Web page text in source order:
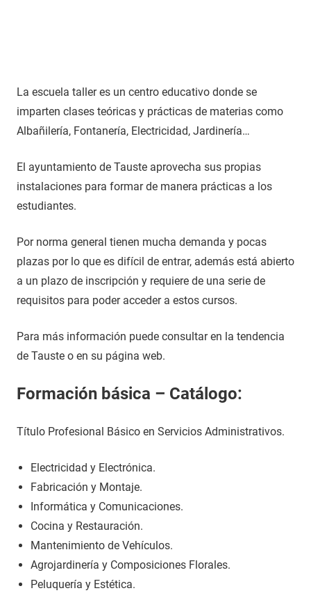
La escuela taller es un centro educativo donde se
imparten clases teóricas y prácticas de materias como
Albañilería, Fontanería, Electricidad, Jardinería…
El ayuntamiento de Tauste aprovecha sus propias
instalaciones para formar de manera prácticas a los
estudiantes.
Por norma general tienen mucha demanda y pocas
plazas por lo que es difícil de entrar, además está abierto
a un plazo de inscripción y requiere de una serie de
requisitos para poder acceder a estos cursos.
Para más información puede consultar en la tendencia
de Tauste o en su página web.
Formación básica – Catálogo:
Título Profesional Básico en Servicios Administrativos.
Electricidad y Electrónica.
Fabricación y Montaje.
Informática y Comunicaciones.
Cocina y Restauración.
Mantenimiento de Vehículos.
Agrojardinería y Composiciones Florales.
Peluquería y Estética.